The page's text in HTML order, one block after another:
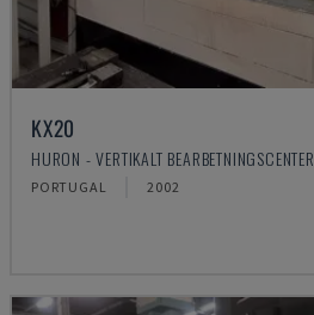
KX20
HURON - VERTIKALT BEARBETNINGSCENTER
PORTUGAL 2002